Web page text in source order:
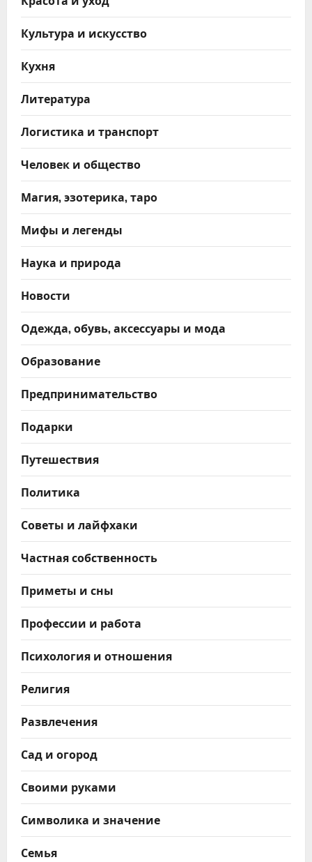
Культура и искусство
Кухня
Литература
Логистика и транспорт
Человек и общество
Магия, эзотерика, таро
Мифы и легенды
Наука и природа
Новости
Одежда, обувь, аксессуары и мода
Образование
Предпринимательство
Подарки
Путешествия
Политика
Советы и лайфхаки
Частная собственность
Приметы и сны
Профессии и работа
Психология и отношения
Религия
Развлечения
Сад и огород
Своими руками
Символика и значение
Семья